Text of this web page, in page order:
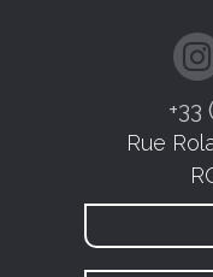
+33
Rue